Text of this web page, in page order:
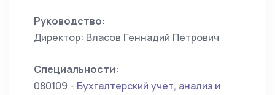
Руководство:
Директор: Власов Геннадий Петрович
Специальности:
080109 - Бухгалтерский учет, анализ и